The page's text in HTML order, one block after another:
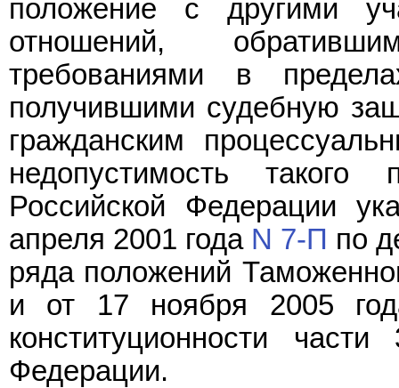
положение с другими
отношений,
требованиями в
получившими судебную
гражданским
недопустимость такого
Российской Федерации
апреля 2001 года N 7-П по
ряда положений
и от 17 ноября 2005
конституционности
Федерации.